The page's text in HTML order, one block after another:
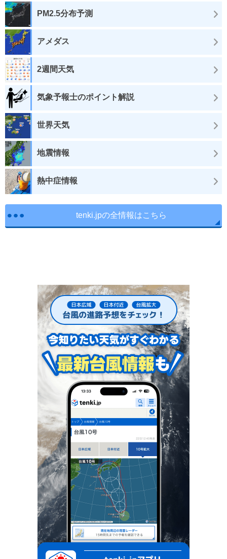
PM2.5分布予測
アメダス
2週間天気
気象予報士のポイント解説
世界天気
地震情報
熱中症情報
tenki.jpの全情報はこちら